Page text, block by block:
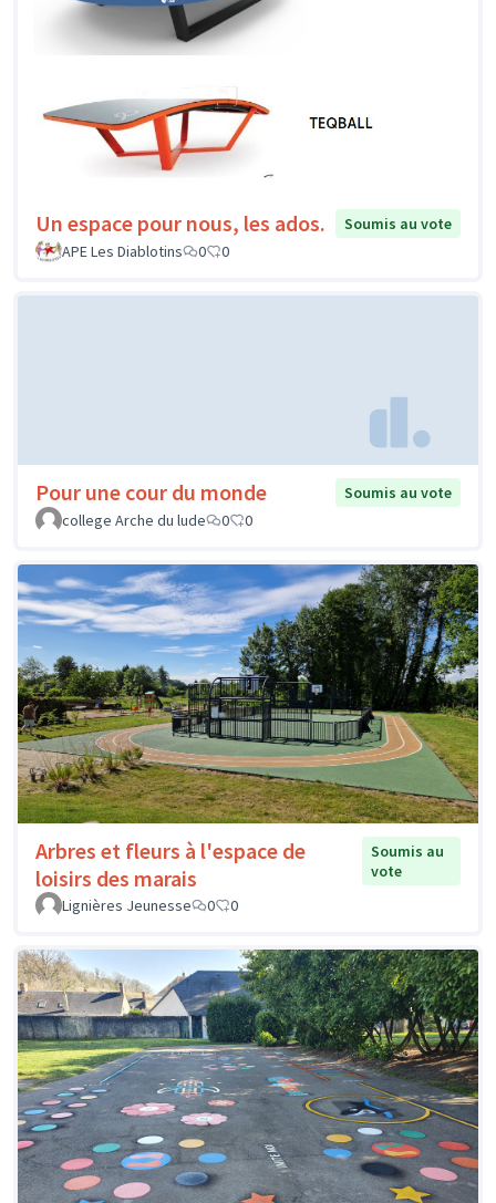
Un espace pour nous, les ados.
Soumis au vote
APE Les Diablotins
0 0
Pour une cour du monde
Soumis au vote
college Arche du lude
0 0
Arbres et fleurs à l'espace de
loisirs des marais
Soumis au
vote
Lignières Jeunesse
0 0